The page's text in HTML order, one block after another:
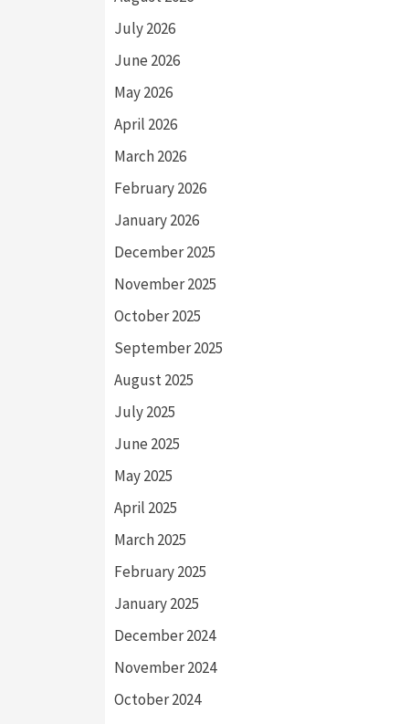
July 2026
June 2026
May 2026
April 2026
March 2026
February 2026
January 2026
December 2025
November 2025
October 2025
September 2025
August 2025
July 2025
June 2025
May 2025
April 2025
March 2025
February 2025
January 2025
December 2024
November 2024
October 2024